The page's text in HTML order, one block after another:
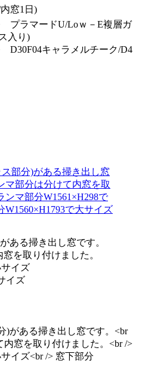
窓1日)
プラマードU/Loｗ－E複層ガ
入り)
D30F04キャラメルチーク/D4
ある掃き出し窓です。
を取り付けました。
イズ
イズ